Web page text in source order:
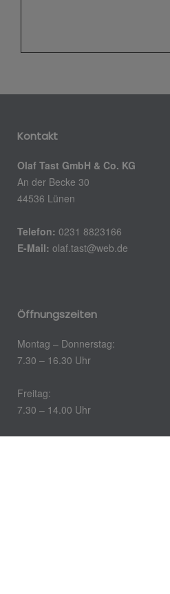
Kontakt
Olaf Tast GmbH & Co. KG
An der Becke 30
44536 Lünen
Telefon: 0231 8823166
E-Mail: olaf.tast@web.de
Öffnungszeiten
Montag – Donnerstag:
7.30 – 16.30 Uhr
Freitag:
7.30 – 14.00 Uhr